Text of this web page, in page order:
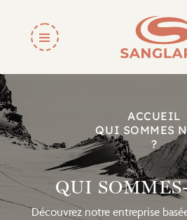
ACCUEIL
QUI SOMMES
?
QUI
Découvrez notre entreprise